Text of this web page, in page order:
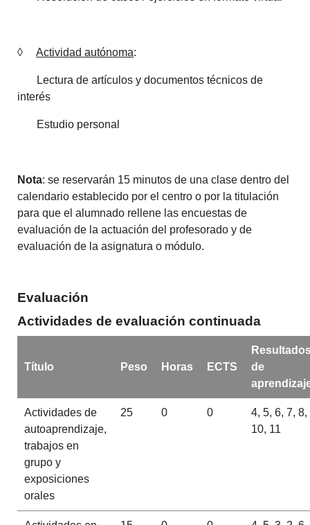
◊Actividad autónoma:
Lectura de artículos y documentos técnicos de
interés
Estudio personal
Nota: se reservarán 15 minutos de una clase dentro del
calendario establecido por el centro o por la titulación
para que el alumnado rellene las encuestas de
evaluación de la actuación del profesorado y de
evaluación de la asignatura o módulo.
Evaluación
Actividades de evaluación continuada
Título Peso Horas ECTS
de
Actividades de
autoaprendizaje,
trabajos en
grupo y
exposiciones
orales
25 0 0
4, 5, 6, 7, 8,
10, 11